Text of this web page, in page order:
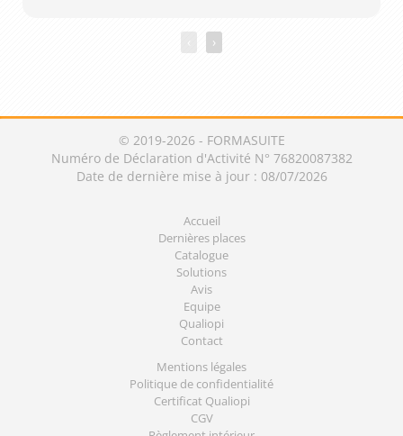
›
© 2019-2026 - FORMASUITE
Numéro de Déclaration d'Activité N° 76820087382
Date de dernière mise à jour : 08/07/2026
Accueil
Dernières places
Catalogue
Solutions
Avis
Equipe
Qualiopi
Contact
Mentions légales
Politique de confidentialité
Certificat Qualiopi
CGV